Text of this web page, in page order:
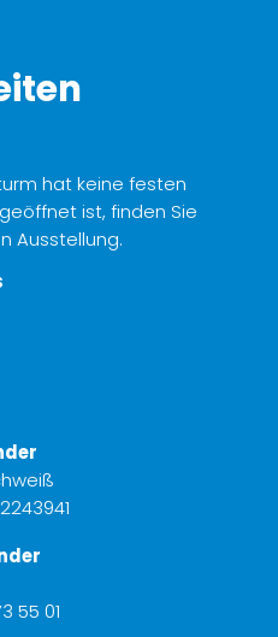
hat keine festen
ist, finden Sie
Ausstellung.
55 01